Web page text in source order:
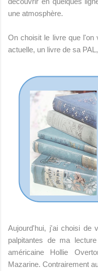
une atmosphère.
On choisit le livre que
actuelle, un livre de sa
Aujourd'hui, j'ai choisi de
palpitantes de ma
américaine Hollie
Mazarine. Contrairement